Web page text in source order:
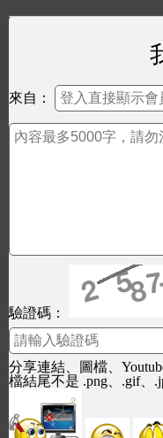
來自：
驗證碼：
分享連結、圖檔、
檔結尾不是 .png、.gif、